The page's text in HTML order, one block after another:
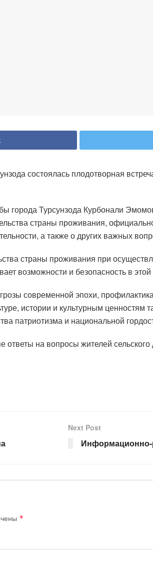
состоялась плодотворная
города Турсунзода Курбонали
страны проживания,
а также о других важных
страны проживания при
возможности и безопасность в
современной эпохи,
истории и культурным
патриотизма и национальной
ответы на вопросы жителей
Next Post
Информационно-
*